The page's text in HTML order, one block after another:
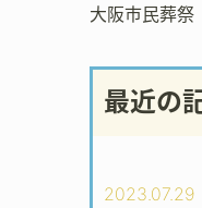
大阪市民葬祭
最近の
2023.07.29